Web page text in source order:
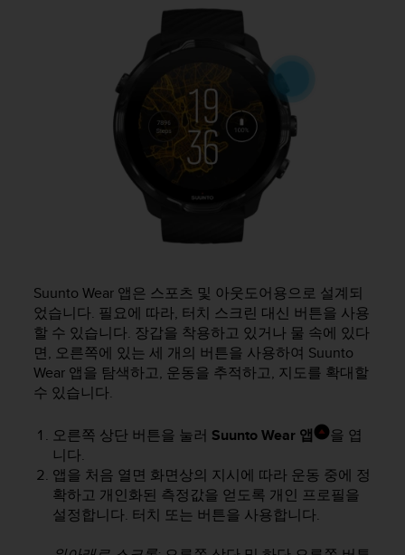
Suunto Wear 앱은 스포츠 및 아웃도어용으로 설계되
었습니다. 필요에 따라, 터치 스크린 대신 버튼을 사용
할 수 있습니다. 장갑을 착용하고 있거나 물 속에 있다
면, 오른쪽에 있는 세 개의 버튼을 사용하여 Suunto
Wear 앱을 탐색하고, 운동을 추적하고, 지도를 확대할
수 있습니다.
오른쪽 상단 버튼을 눌러 Suunto Wear 앱
을 엽
니다.
앱을 처음 열면 화면상의 지시에 따라 운동 중에 정
확하고 개인화된 측정값을 얻도록 개인 프로필을
설정합니다. 터치 또는 버튼을 사용합니다.